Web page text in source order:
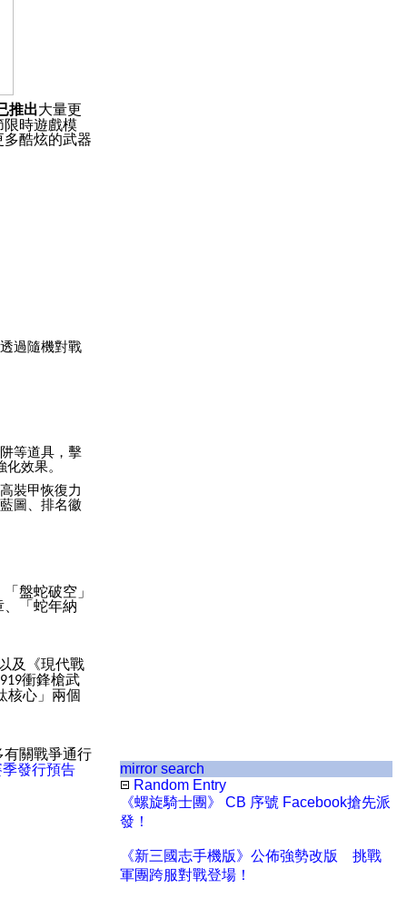
推出大量更
時遊戲模
酷炫的武器
過隨機對戰
等道具，擊
效果。
裝甲恢復力
圖、排名徽
盤蛇破空」
「蛇年納
及《現代戰
衝鋒槍武
核心」兩個
有關戰爭通行
季發行預告
mirror search
Random Entry
《螺旋騎士團》 CB 序號 Facebook搶先派
發！
《新三國志手機版》公佈強勢改版 挑戰
軍團跨服對戰登場！